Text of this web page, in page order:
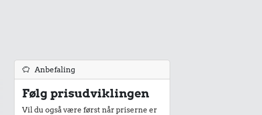
Anbefaling
Følg prisudviklingen
Vil du også være først når priserne er